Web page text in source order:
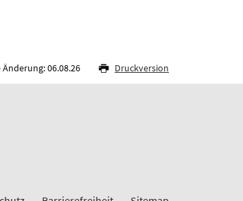
Änderung: 06.08.26 Druckversion